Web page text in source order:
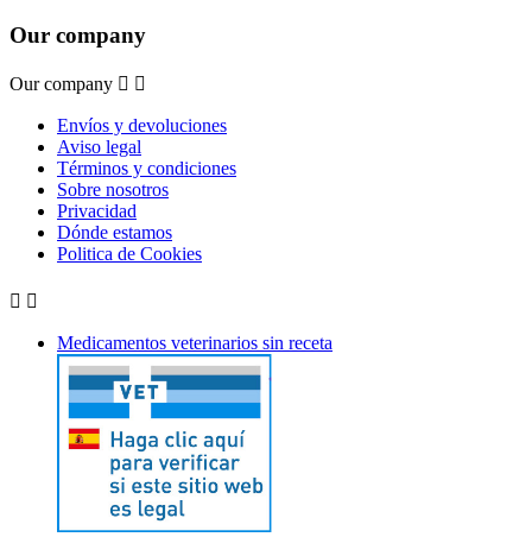
Our company
Our company  
Envíos y devoluciones
Aviso legal
Términos y condiciones
Sobre nosotros
Privacidad
Dónde estamos
Politica de Cookies
 
Medicamentos veterinarios sin receta